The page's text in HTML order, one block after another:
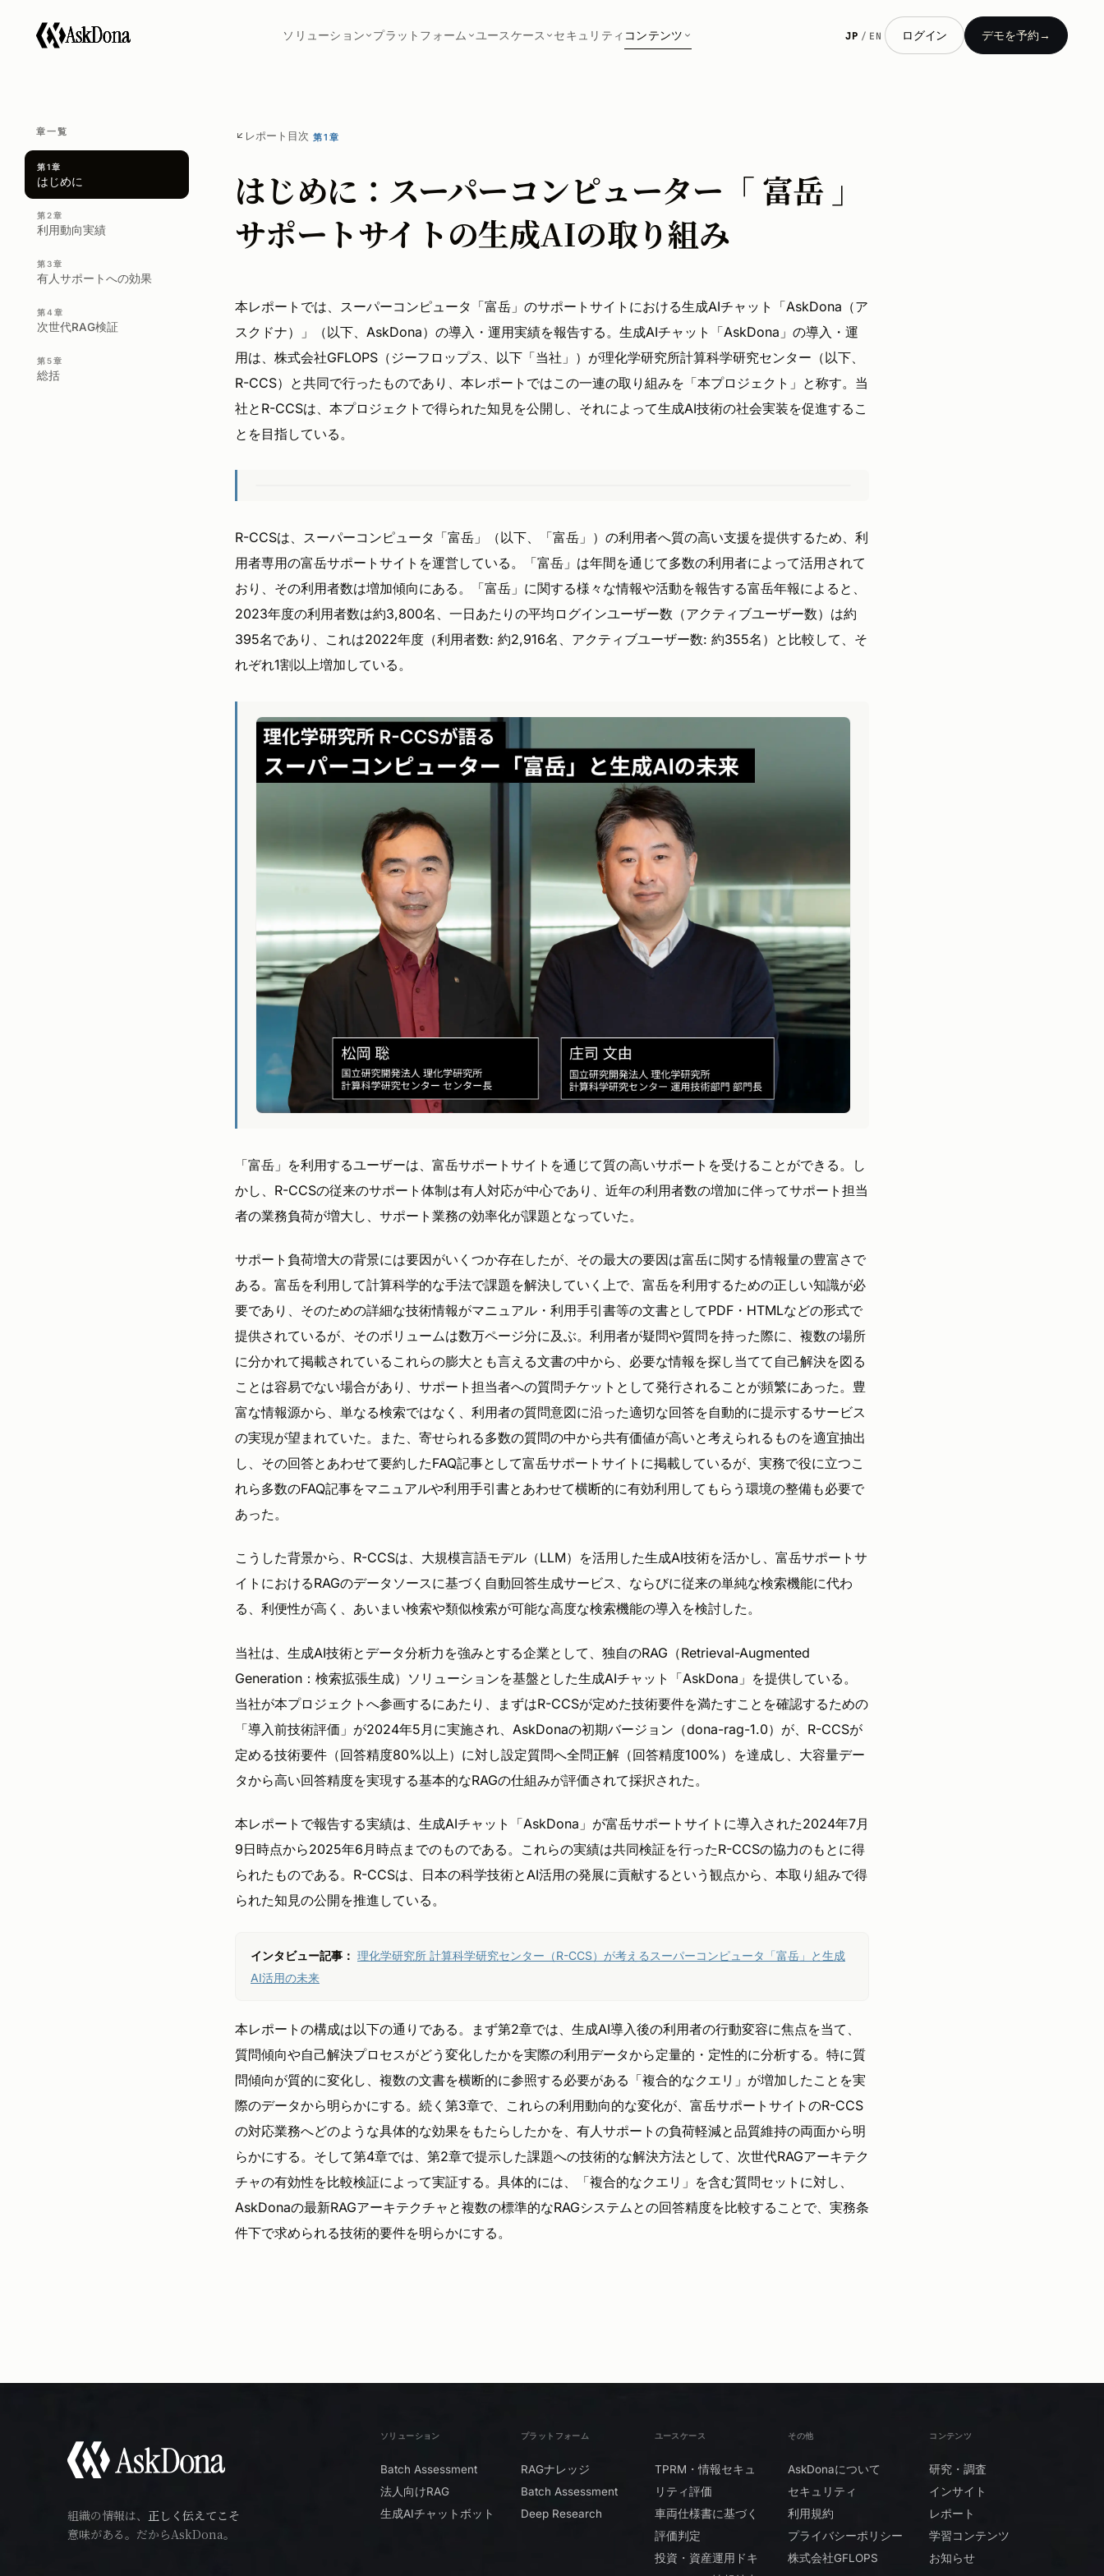
AskDona ソリューション プラットフォーム ユースケース セキュリティ コンテンツ JP / EN ログイン デモを予約→
章一覧
第1章
はじめに
第2章
利用動向実績
第3章
有人サポートへの効果
第4章
次世代RAG検証
第5章
総括
レポート目次 第1章
はじめに：スーパーコンピューター「 富岳 」
サポートサイトの生成AIの取り組み
本レポートでは、スーパーコンピュータ「富岳」のサポートサイトにおける生成AIチャット「AskDona（ア
スクドナ）」（以下、AskDona）の導入・運用実績を報告する。生成AIチャット「AskDona」の導入・運
用は、株式会社GFLOPS（ジーフロップス、以下「当社」）が理化学研究所計算科学研究センター（以下、
R-CCS）と共同で行ったものであり、本レポートではこの一連の取り組みを「本プロジェクト」と称す。当
社とR-CCSは、本プロジェクトで得られた知見を公開し、それによって生成AI技術の社会実装を促進するこ
とを目指している。
R-CCSは、スーパーコンピュータ「富岳」（以下、「富岳」）の利用者へ質の高い支援を提供するため、利
用者専用の富岳サポートサイトを運営している。「富岳」は年間を通じて多数の利用者によって活用されて
おり、その利用者数は増加傾向にある。「富岳」に関する様々な情報や活動を報告する富岳年報によると、
2023年度の利用者数は約3,800名、一日あたりの平均ログインユーザー数（アクティブユーザー数）は約
395名であり、これは2022年度（利用者数: 約2,916名、アクティブユーザー数: 約355名）と比較して、そ
れぞれ1割以上増加している。
「富岳」を利用するユーザーは、富岳サポートサイトを通じて質の高いサポートを受けることができる。し
かし、R-CCSの従来のサポート体制は有人対応が中心であり、近年の利用者数の増加に伴ってサポート担当
者の業務負荷が増大し、サポート業務の効率化が課題となっていた。
サポート負荷増大の背景には要因がいくつか存在したが、その最大の要因は富岳に関する情報量の豊富さで
ある。富岳を利用して計算科学的な手法で課題を解決していく上で、富岳を利用するための正しい知識が必
要であり、そのための詳細な技術情報がマニュアル・利用手引書等の文書としてPDF・HTMLなどの形式で
提供されているが、そのボリュームは数万ページ分に及ぶ。利用者が疑問や質問を持った際に、複数の場所
に分かれて掲載されているこれらの膨大とも言える文書の中から、必要な情報を探し当てて自己解決を図る
ことは容易でない場合があり、サポート担当者への質問チケットとして発行されることが頻繁にあった。豊
富な情報源から、単なる検索ではなく、利用者の質問意図に沿った適切な回答を自動的に提示するサービス
の実現が望まれていた。また、寄せられる多数の質問の中から共有価値が高いと考えられるものを適宜抽出
し、その回答とあわせて要約したFAQ記事として富岳サポートサイトに掲載しているが、実務で役に立つこ
れら多数のFAQ記事をマニュアルや利用手引書とあわせて横断的に有効利用してもらう環境の整備も必要で
あった。
こうした背景から、R-CCSは、大規模言語モデル（LLM）を活用した生成AI技術を活かし、富岳サポートサ
イトにおけるRAGのデータソースに基づく自動回答生成サービス、ならびに従来の単純な検索機能に代わ
る、利便性が高く、あいまい検索や類似検索が可能な高度な検索機能の導入を検討した。
当社は、生成AI技術とデータ分析力を強みとする企業として、独自のRAG（Retrieval-Augmented
Generation：検索拡張生成）ソリューションを基盤とした生成AIチャット「AskDona」を提供している。
当社が本プロジェクトへ参画するにあたり、まずはR-CCSが定めた技術要件を満たすことを確認するための
「導入前技術評価」が2024年5月に実施され、AskDonaの初期バージョン（dona-rag-1.0）が、R-CCSが
定める技術要件（回答精度80%以上）に対し設定質問へ全問正解（回答精度100%）を達成し、大容量デー
タから高い回答精度を実現する基本的なRAGの仕組みが評価されて採択された。
本レポートで報告する実績は、生成AIチャット「AskDona」が富岳サポートサイトに導入された2024年7月
9日時点から2025年6月時点までのものである。これらの実績は共同検証を行ったR-CCSの協力のもとに得
られたものである。R-CCSは、日本の科学技術とAI活用の発展に貢献するという観点から、本取り組みで得
られた知見の公開を推進している。
インタビュー記事： 理化学研究所 計算科学研究センター（R-CCS）が考えるスーパーコンピュータ「富岳」と生成
AI活用の未来
本レポートの構成は以下の通りである。まず第2章では、生成AI導入後の利用者の行動変容に焦点を当て、
質問傾向や自己解決プロセスがどう変化したかを実際の利用データから定量的・定性的に分析する。特に質
問傾向が質的に変化し、複数の文書を横断的に参照する必要がある「複合的なクエリ」が増加したことを実
際のデータから明らかにする。続く第3章で、これらの利用動向的な変化が、富岳サポートサイトのR-CCS
の対応業務へどのような具体的な効果をもたらしたかを、有人サポートの負荷軽減と品質維持の両面から明
らかにする。そして第4章では、第2章で提示した課題への技術的な解決方法として、次世代RAGアーキテク
チャの有効性を比較検証によって実証する。具体的には、「複合的なクエリ」を含む質問セットに対し、
AskDonaの最新RAGアーキテクチャと複数の標準的なRAGシステムとの回答精度を比較することで、実務条
件下で求められる技術的要件を明らかにする。
組織の情報は、 正しく伝えてこそ
意味がある。だからAskDona。
ソリューション
Batch Assessment
法人向けRAG
生成AIチャットボット
プラットフォーム
RAGナレッジ
Batch Assessment
Deep Research
ユースケース
TPRM・情報セキュ
リティ評価
車両仕様書に基づく
評価判定
投資・資産運用ドキ
その他
AskDonaについて
セキュリティ
利用規約
プライバシーポリシー
株式会社GFLOPS
コンテンツ
研究・調査
インサイト
レポート
学習コンテンツ
お知らせ